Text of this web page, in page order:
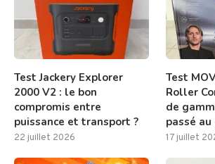
Test Jackery Explorer
2000 V2 : le bon
compromis entre
puissance et transport ?
22 juillet 2026
Test
Roller
de
passé
17 juillet